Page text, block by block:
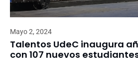
Mayo 2, 2024
Talentos UdeC inaugura
con 107 nuevos